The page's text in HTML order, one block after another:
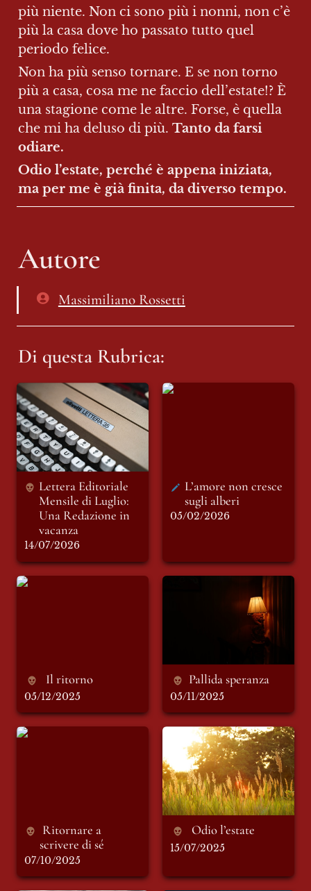
più niente. Non ci sono più i nonni, non c’è
più la casa dove ho passato tutto quel
periodo felice.
Non ha più senso tornare. E se non torno
più a casa, cosa me ne faccio dell’estate!? È
una stagione come le altre. Forse, è quella
che mi ha deluso di più. Tanto da farsi
odiare.
Odio l’estate, perché è appena iniziata,
ma per me è già finita, da diverso tempo.
Autore
Massimiliano Rossetti
Di questa Rubrica:
Lettera Editoriale
Mensile di Luglio:
Una Redazione in
vacanza
Lettera Editoriale
Mensile di Luglio:
Una Redazione in
vacanza
14/07/2026
L’amore non cresce
L’amore non cresce
sugli alberi
05/02/2026
Il ritorno
Il ritorno
05/12/2025
Pallida speranza
Pallida speranza
05/11/2025
Ritornare a scrivere
scrivere di sé
07/10/2025
Odio l’estate
Odio l’estate
15/07/2025